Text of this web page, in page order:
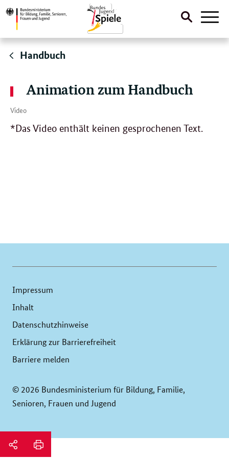
Direktlink:
Suche
Handbuch
Animation zum Handbuch
Video
*Das Video enthält keinen gesprochenen Text.
Seitenleiste:
© 2026 Bundesministerium für Bildung, Familie,
Senioren, Frauen und Jugend
Navigation
Impressum
Inhalt
Datenschutzhinweise
Erklärung zur Barrierefreiheit
Barriere melden